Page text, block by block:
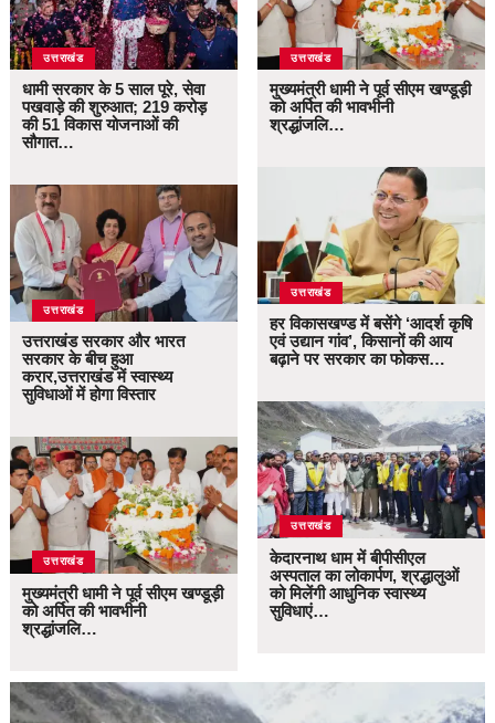
उत्तराखंड
धामी सरकार के 5 साल पूरे, सेवा
पखवाड़े की शुरुआत; 219 करोड़
की 51 विकास योजनाओं की
सौगात…
उत्तराखंड
उत्तराखंड सरकार और भारत
सरकार के बीच हुआ
करार,उत्तराखंड में स्वास्थ्य
सुविधाओं में होगा विस्तार
उत्तराखंड
मुख्यमंत्री धामी ने पूर्व सीएम खण्डूड़ी
को अर्पित की भावभीनी
श्रद्धांजलि…
उत्तराखंड
मुख्यमंत्री धामी ने पूर्व सीएम खण्डूड़ी
को अर्पित की भावभीनी
श्रद्धांजलि…
उत्तराखंड
हर विकासखण्ड में बसेंगे ‘आदर्श कृषि
एवं उद्यान गांव’, किसानों की आय
बढ़ाने पर सरकार का फोकस…
उत्तराखंड
केदारनाथ धाम में बीपीसीएल
अस्पताल का लोकार्पण, श्रद्धालुओं
को मिलेंगी आधुनिक स्वास्थ्य
सुविधाएं…